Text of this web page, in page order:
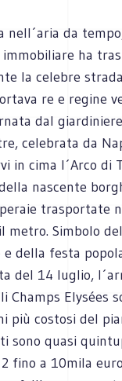
nell´aria da
immobiliare ha
la celebre
re e regine
dal
celebrata da
in cima l´Arco di
nascente
trasportate
metro. Simbolo
e della festa
del 14 luglio,
Champs Elysées
più costosi del
sono quasi
2 fino a 10mila